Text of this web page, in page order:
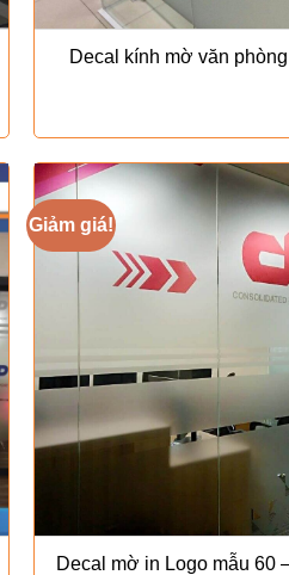
Decal kính mờ văn
Giảm giá!
Decal mờ in Logo mẫu 60